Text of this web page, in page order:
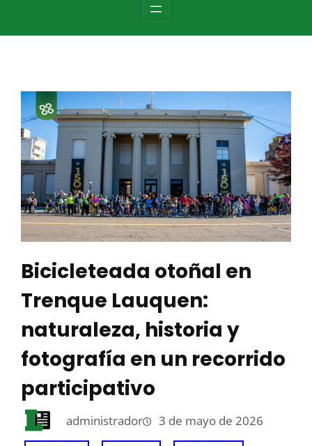
Bicicleteada otoñal en
Trenque Lauquen:
naturaleza, historia y
fotografía en un recorrido
participativo
administrador 3 de mayo de 2026